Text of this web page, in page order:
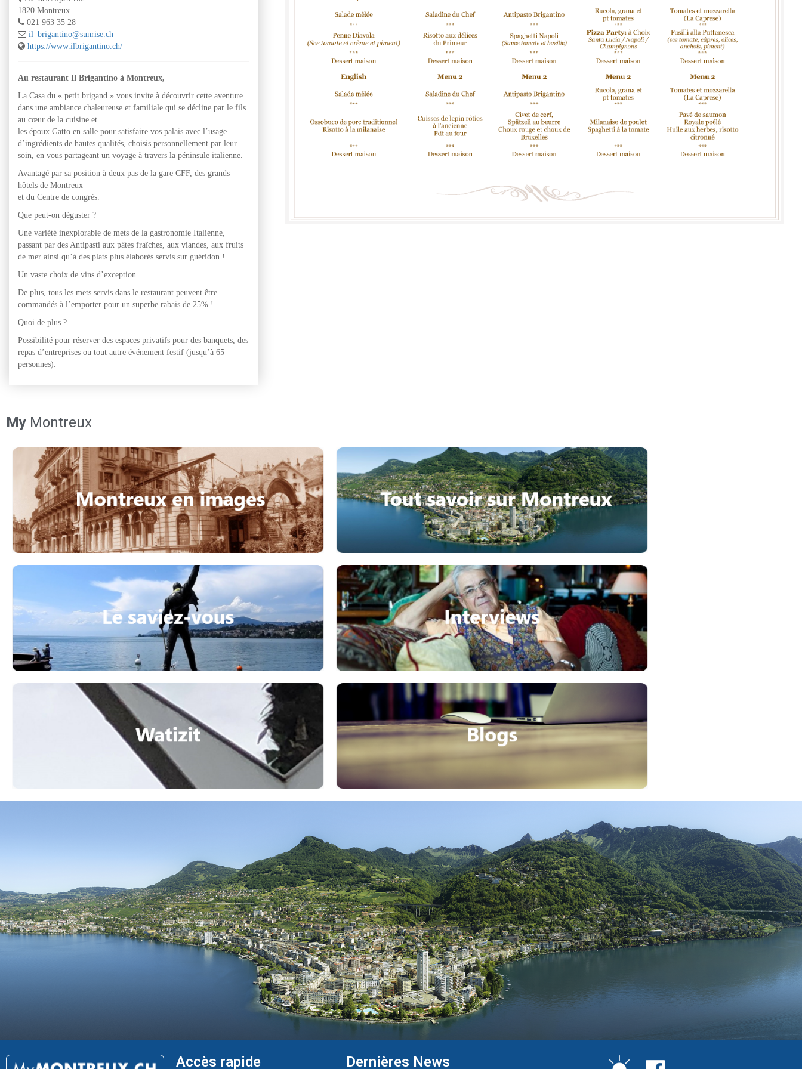
1820 Montreux
021 963 35 28
il_brigantino@sunrise.ch
https://www.ilbrigantino.ch/
Au restaurant Il Brigantino à Montreux,
La Casa du « petit brigand » vous invite à découvrir cette aventure
dans une ambiance chaleureuse et familiale qui se décline par le fils
au cœur de la cuisine et
les époux Gatto en salle pour satisfaire vos palais avec l’usage
d’ingrédients de hautes qualités, choisis personnellement par leur
soin, en vous partageant un voyage à travers la péninsule italienne.
Avantagé par sa position à deux pas de la gare CFF, des grands
hôtels de Montreux
et du Centre de congrès.
Que peut-on déguster ?
Une variété inexplorable de mets de la gastronomie Italienne,
passant par des Antipasti aux pâtes fraîches, aux viandes, aux fruits
de mer ainsi qu’à des plats plus élaborés servis sur guéridon !
Un vaste choix de vins d’exception.
De plus, tous les mets servis dans le restaurant peuvent être
commandés à l’emporter pour un superbe rabais de 25% !
Quoi de plus ?
Possibilité pour réserver des espaces privatifs pour des banquets, des
repas d’entreprises ou tout autre événement festif (jusqu’à 65
personnes).
My Montreux
Accès rapide Dernières News